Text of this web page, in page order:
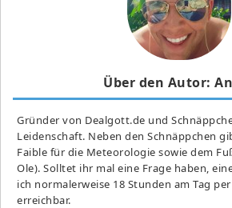
Über den Autor:
Gründer von Dealgott.de und
Leidenschaft. Neben den Schnäppchen
Fai­ble für die Meteorologie sowie dem
Ole). Solltet ihr mal eine Frage haben,
ich normalerweise 18 Stunden am Tag
erreichbar.